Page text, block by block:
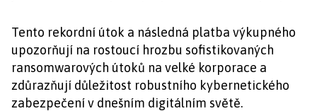
Tento rekordní útok a následná platba výkupného
upozorňují na rostoucí hrozbu sofistikovaných
ransomwarových útoků na velké korporace a
zdůrazňují důležitost robustního kybernetického
zabezpečení v dnešním digitálním světě.